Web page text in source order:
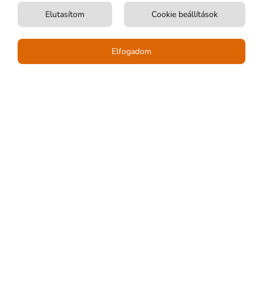
Tájékoztató a sütik (Cookie-k) alkalmazásáról
Elfogadom
Cookie beállítások
Elutasítom